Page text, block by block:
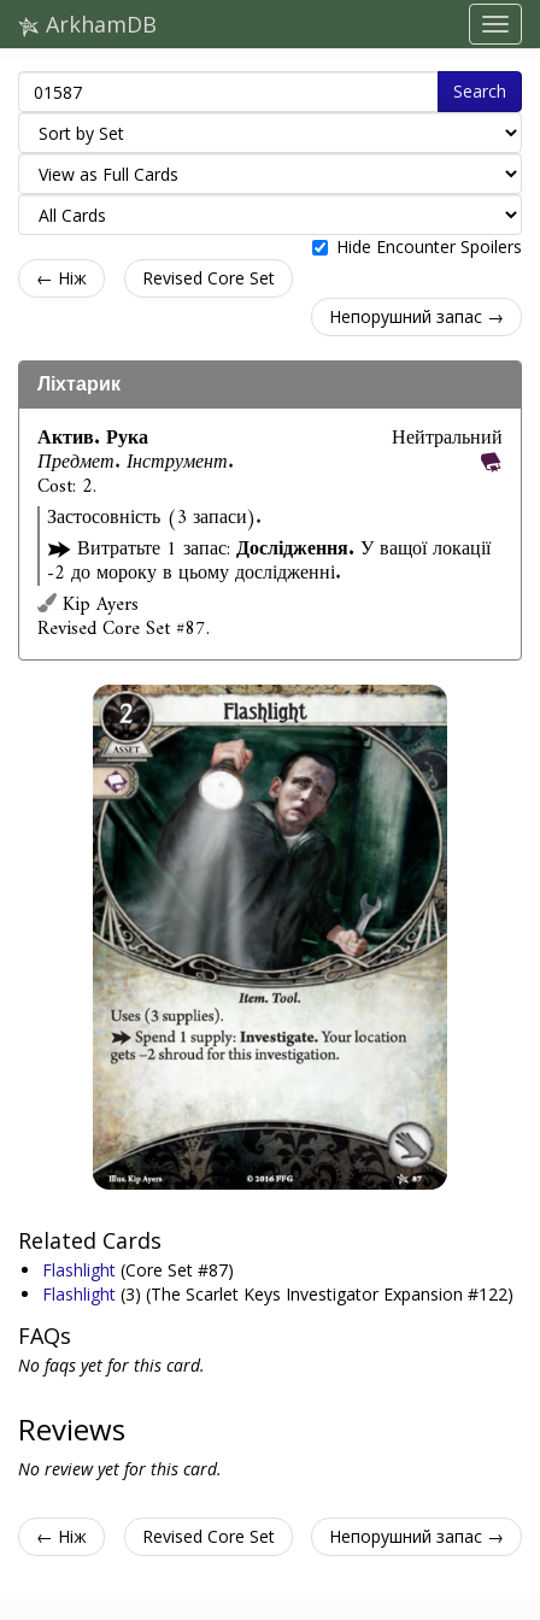
ArkhamDB
Search
Hide Encounter Spoilers
← Ніж
Revised Core Set
Непорушний запас →
Ліхтарик
Актив. Рука
Предмет. Інструмент.
Cost: 2.
Нейтральний
Застосовність (3 запаси).
Витратьте 1 запас: Дослідження. У ващої локації
-2 до мороку в цьому дослідженні.
Kip Ayers
Revised Core Set #87.
Related Cards
Flashlight (Core Set #87)
Flashlight (3) (The Scarlet Keys Investigator Expansion #122)
FAQs
No faqs yet for this card.
Reviews
No review yet for this card.
← Ніж Revised Core Set Непорушний запас →